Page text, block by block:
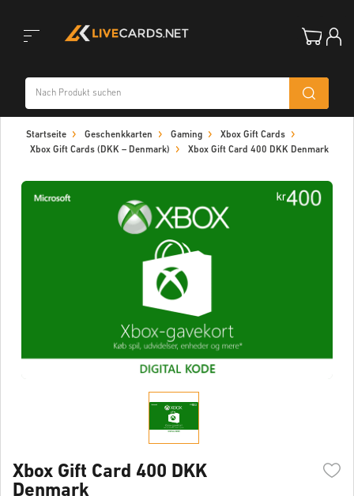
navigation
Startseite Geschenkkarten Gaming
Xbox Gift Cards
Xbox Gift Cards (DKK – Denmark)
Xbox Gift Card 400 DKK Denmark
Xbox Gift Card 400 DKK
Denmark